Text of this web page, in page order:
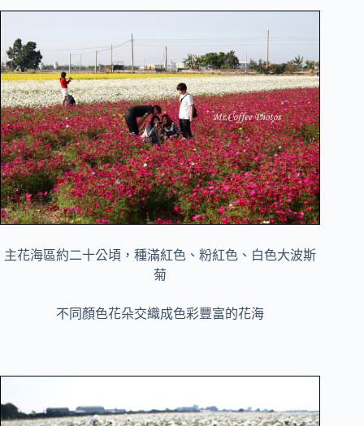
主花海區約二十公頃，種滿紅色、粉紅色、白色大波斯
菊
不同顏色花朵交織成色彩豐富的花海